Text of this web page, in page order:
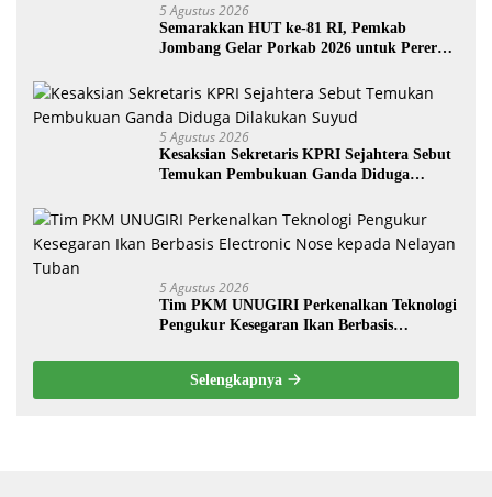
5 Agustus 2026
Semarakkan HUT ke-81 RI, Pemkab
Jombang Gelar Porkab 2026 untuk Pererat
5 Agustus 2026
Kesaksian Sekretaris KPRI Sejahtera Sebut
Temukan Pembukuan Ganda Diduga
5 Agustus 2026
Tim PKM UNUGIRI Perkenalkan Teknologi
Pengukur Kesegaran Ikan Berbasis
Selengkapnya